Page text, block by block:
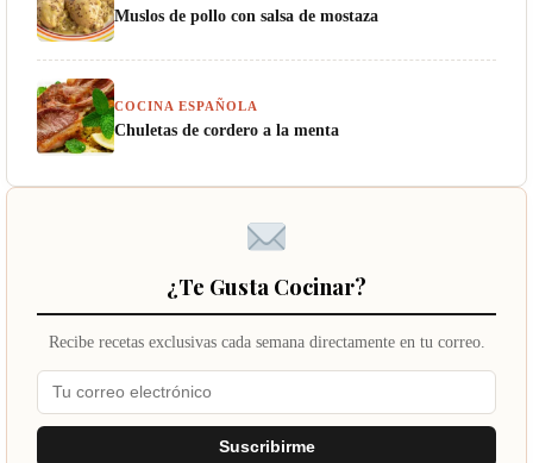
Muslos de pollo con salsa de mostaza
COCINA ESPAÑOLA
Chuletas de cordero a la menta
¿Te Gusta Cocinar?
Recibe recetas exclusivas cada semana directamente en tu correo.
Suscribirme